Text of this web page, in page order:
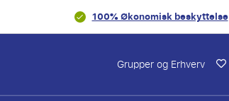
100% Økonomisk beskyttelse
Grupper og Erhverv